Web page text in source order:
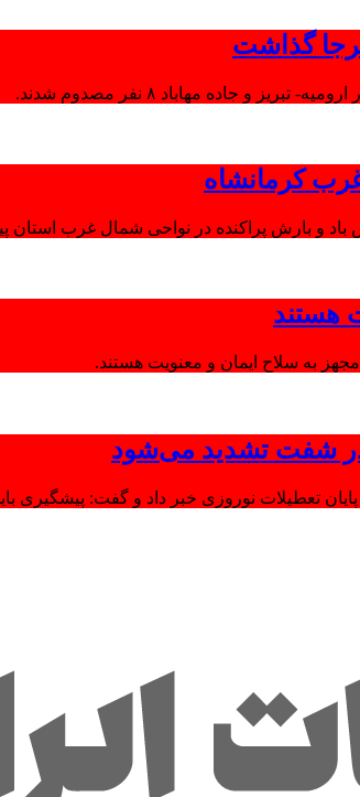
جاده مهاباد ۸ نفر مصدوم شدند.
کرمانشاه
باد و بارش پراکنده در نواحی شمال غرب
هستند
شفت تشدید می‌شود
نوروزی خبر داد و گفت: پیشگیری